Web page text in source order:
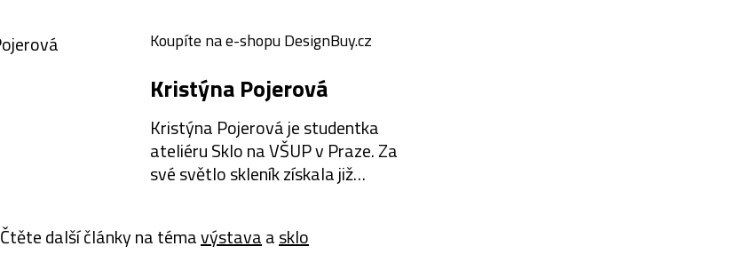
Koupíte na e-shopu DesignBuy.cz
Kristýna Pojerová
Kristýna Pojerová je studentka
ateliéru Sklo na VŠUP v Praze. Za
své světlo skleník získala již
2011, cenu katedry užitého umění
Čtěte další články na témavýstavaasklo